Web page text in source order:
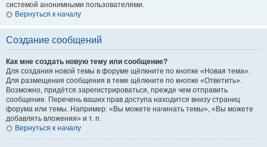
системой анонимными пользователями.
Вернуться к началу
Создание сообщений
Как мне создать новую тему или сообщение?
Для создания новой темы в форуме щёлкните по кнопке «Новая тема».
Для размещения сообщения в теме щёлкните по кнопке «Ответить».
Возможно, придётся зарегистрироваться, прежде чем отправить
сообщение. Перечень ваших прав доступа находится внизу страниц
форума или темы. Например: «Вы можете начинать темы», «Вы можете
добавлять вложения» и т. п.
Вернуться к началу